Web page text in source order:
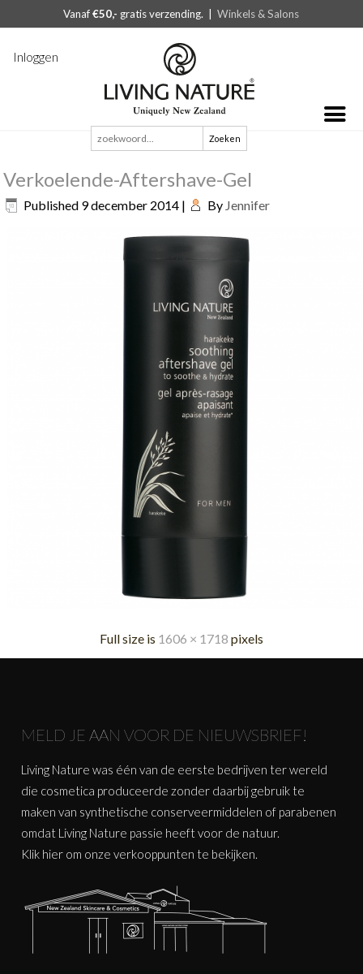
Vanaf€50,- gratis verzending. |Winkels & Salons
Inloggen
Zoeken
naar:
Verkoelende-Aftershave-Gel
Published 9 december 2014 | By Jennifer
Full size is 1606 × 1718 pixels
MELD JE AAN VOOR DE NIEUWSBRIEF!
Living Nature was één van de eerste bedrijven ter wereld
die cosmetica produceerde zonder daarbij gebruik te
maken van synthetische conserveermiddelen of parabenen
omdat Living Nature passie heeft voor de natuur.
Klik hier om onze verkooppunten te bekijken.